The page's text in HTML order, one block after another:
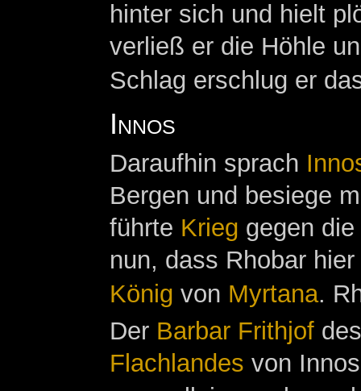
hinter sich und hielt
verließ er die Höhle
Schlag erschlug er
Innos
Daraufhin sprach
Bergen und besiege
führte Krieg gegen die
nun, dass Rhobar
König von Myrtana.
Der Barbar Frithjof
Flachlandes von